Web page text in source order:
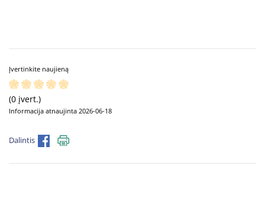
Įvertinkite naujieną
(0 įvert.)
Informacija atnaujinta 2026-06-18
Dalintis